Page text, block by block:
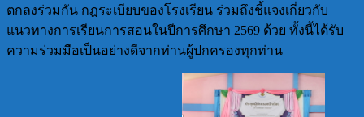
ตกลงร่วมกัน กฎระเบียบของโรงเรียน ร่วมถึงชี้แจงเกี่ยวกับ
แนวทางการเรียนการสอนในปีการศึกษา 2569 ด้วย ทั้งนี้ได้รับ
ความร่วมมือเป็นอย่างดีจากท่านผู้ปกครองทุกท่าน